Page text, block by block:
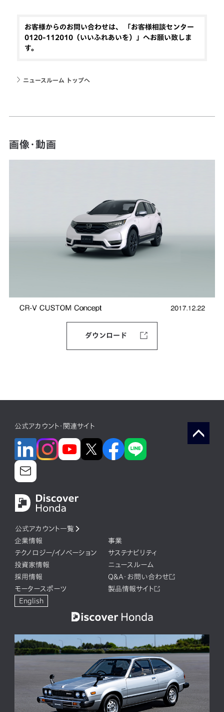
お客様からのお問い合わせは、 「お客様相談センター
0120-112010（いいふれあいを）」へお願い致しま
す。
ニュースルーム トップへ
画像・動画
ダウンロード
公式アカウント・関連サイト
公式アカウント一覧
企業情報
事業
テクノロジー/イノベーション
サステナビリティ
投資家情報
ニュースルーム
採用情報
Q&A・お問い合わせ
モータースポーツ
製品情報サイト
English